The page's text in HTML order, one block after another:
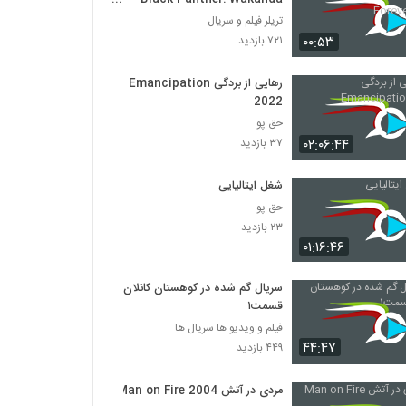
۰۰:۵۳
Forever 2022
تریلر فیلم و سریال
۷۲۱ بازدید
۰۲:۰۶:۴۴
رهایی از بردگی Emancipation
2022
حق پو
۳۷ بازدید
۰۱:۱۶:۴۶
شغل ایتالیایی
حق پو
۲۳ بازدید
۴۴:۴۷
سریال گم شده در کوهستان کانلان
قسمت۱
فیلم و ویدیو ها سریال ها
۴۴۹ بازدید
مردی در آتش Man on Fire 2004